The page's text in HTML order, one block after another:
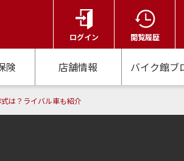
ログイン 閲覧履歴
険 店舗情報 バイク館ブ
は？ライバル車も紹介​​